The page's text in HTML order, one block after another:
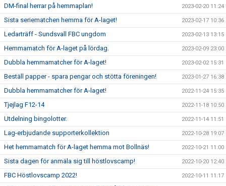
DM-final herrar på hemmaplan! 2023-02-20 11:24
Sista seriematchen hemma för A-laget! 2023-02-17 10:36
Ledarträff - Sundsvall FBC ungdom 2023-02-13 13:15
Hemmamatch för A-laget på lördag. 2023-02-09 23:00
Dubbla hemmamatcher för A-laget! 2023-02-02 15:31
Beställ papper - spara pengar och stötta föreningen! 2023-01-27 16:38
Dubbla hemmamatcher för A-laget! 2022-11-24 15:35
Tjejlag F12-14 2022-11-18 10:50
Utdelning bingolotter. 2022-11-14 11:51
Lag-erbjudande supporterkollektion 2022-10-28 19:07
Het hemmamatch för A-laget hemma mot Bollnäs! 2022-10-21 11:00
Sista dagen för anmäla sig till höstlovscamp! 2022-10-20 12:40
FBC Höstlovscamp 2022! 2022-10-11 11:17